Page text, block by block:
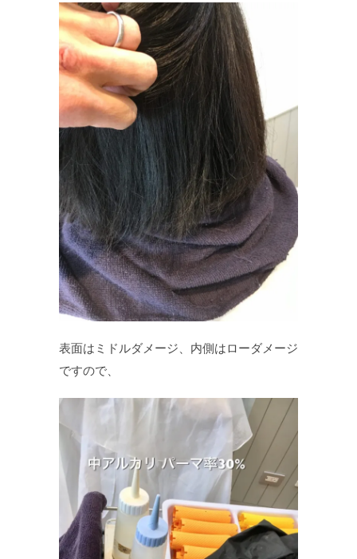
表面はミドルダメージ、内側はローダメージ
ですので、